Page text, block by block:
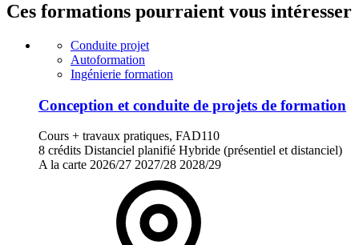
Ces formations pourraient vous intéresser
Conduite projet
Autoformation
Ingénierie formation
Conception et conduite de projets de formation
Cours + travaux pratiques, FAD110
8 crédits Distanciel planifié Hybride (présentiel et distanciel)
A la carte 2026/27 2027/28 2028/29